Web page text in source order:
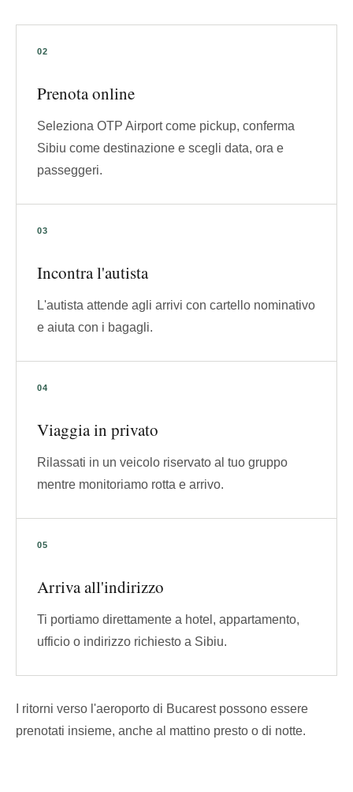
Prenota online
Seleziona OTP Airport come pickup, conferma
Sibiu come destinazione e scegli data, ora e
passeggeri.
Incontra l'autista
L'autista attende agli arrivi con cartello nominativo
e aiuta con i bagagli.
Viaggia in privato
Rilassati in un veicolo riservato al tuo gruppo
mentre monitoriamo rotta e arrivo.
Arriva all'indirizzo
Ti portiamo direttamente a hotel, appartamento,
ufficio o indirizzo richiesto a Sibiu.
I ritorni verso l'aeroporto di Bucarest possono essere
prenotati insieme, anche al mattino presto o di notte.